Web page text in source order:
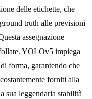
delle etichette, che
truth alle previsioni
assegnazione
YOLOv5 impiega
forma, garantendo che
forniti alla
sua leggendaria stabilità